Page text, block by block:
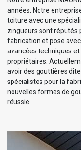
années. Notre
toiture avec une
zingueurs sont réputés
fabrication et pose
avancées techniques
propriétaires.
avoir des gouttières
spécialistes pour la
nouvelles formes de
réussie.